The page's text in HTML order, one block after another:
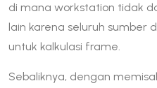
di mana workstation tidak
lain karena seluruh sumber
untuk kalkulasi frame.
Sebaliknya, dengan